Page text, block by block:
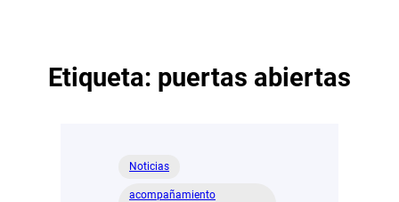
Etiqueta: puertas abiertas
Noticias
acompañamiento